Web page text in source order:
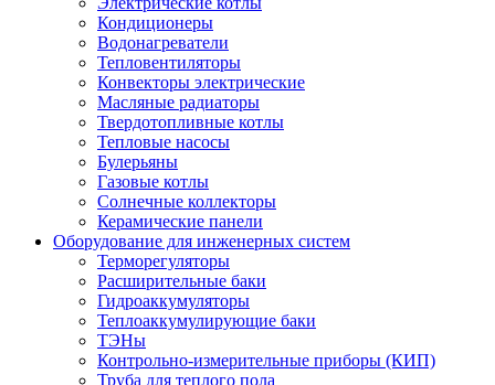
Кондиционеры
Водонагреватели
Тепловентиляторы
Конвекторы электрические
Масляные радиаторы
Твердотопливные котлы
Тепловые насосы
Булерьяны
Газовые котлы
Солнечные коллекторы
Керамические панели
Оборудование для инженерных систем
Терморегуляторы
Расширительные баки
Гидроаккумуляторы
Теплоаккумулирующие баки
ТЭНы
Контрольно-измерительные приборы (КИП)
Труба для теплого пола